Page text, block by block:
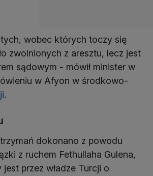
wobec których toczy się
zwolnionych z aresztu, lecz jest
sądowym - mówił minister w
w Afyon w środkowo-
.
dokonano z powodu
z ruchem Fethullaha Gulena,
przez władze Turcji o